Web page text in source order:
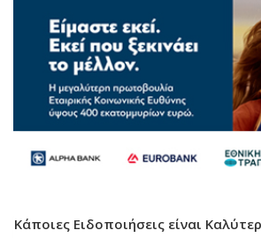
Κάποιες Ειδοποιήσεις είναι